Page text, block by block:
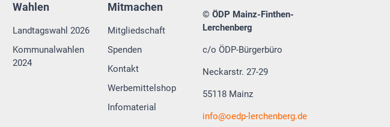
Wahlen
Landtagswahl 2026
Kommunalwahlen
2024
Mitmachen
Mitgliedschaft
Spenden
Kontakt
Werbemittelshop
Infomaterial
© ÖDP Mainz-Finthen-
Lerchenberg
c/o ÖDP-Bürgerbüro
Neckarstr. 27-29
55118 Mainz
info oedp-lerchenberg.de